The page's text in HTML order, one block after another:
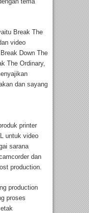
Break The
video
Down The
The Ordinary,
dan sayang
printer
untuk video
sarana
dan
production.
production
proses